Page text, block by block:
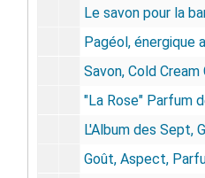
Le savon pour la barbe, ERASMIC, convient aux
Pagéol, énergique
Savon, Cold Cream
"La Rose" Parfum de
L'Album des Sept, Grand Championnat organisé
Goût, Aspect, Parfum d'une véritable Gelée